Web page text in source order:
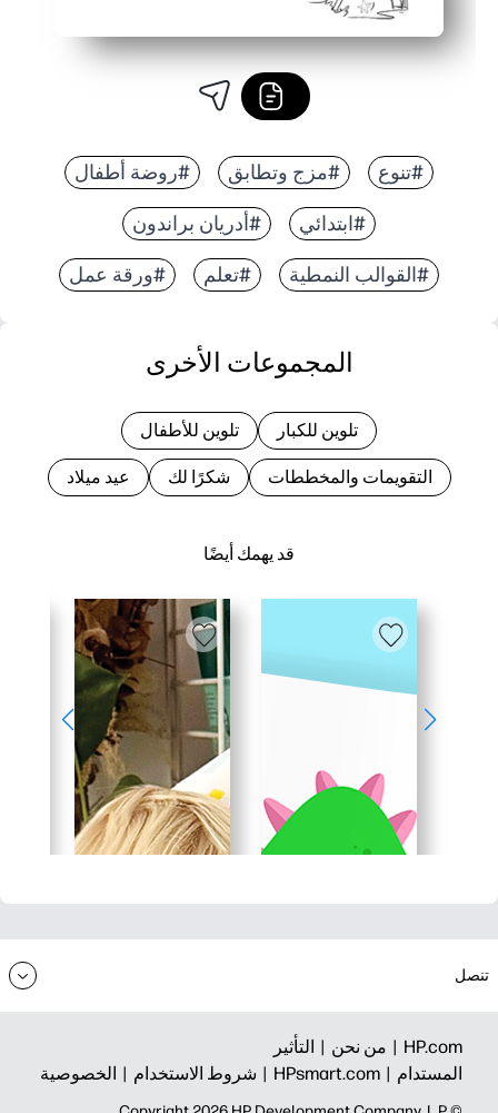
#تنوع #مزج وتطابق #روضة أطفال
#ابتدائي #أدريان براندون
#القوالب النمطية #تعلم #ورقة عمل
قد يهمك أيضًا
المجموعات الأخرى
تلوين للكبار تلوين للأطفال
التقويمات والمخططات شكرًا لك عيد ميلاد
تنصل
HP.com | من نحن | التأثير
المستدام | HPsmart.com | شروط الاستخدام | الخصوصية